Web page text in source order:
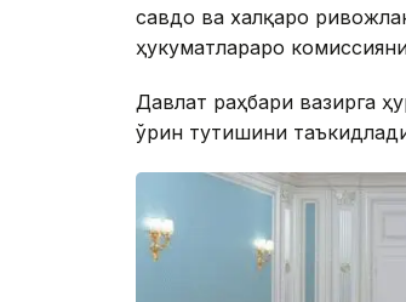
савдо ва халқаро
ҳукуматлараро
Давлат раҳбари вазирга
ўрин тутишини